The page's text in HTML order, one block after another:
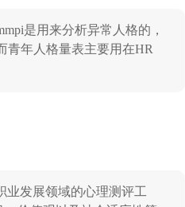
是用来分析异常人格的，
青年人格量表主要用在HR
业发展领域的心理测评工